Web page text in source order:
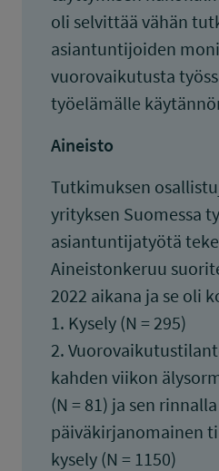
oli selvittää vähän
asiantuntijoiden
vuorovaikutusta
työelämälle
Aineisto
Tutkimuksen
yrityksen Suomessa
asiantuntijatyötä
Aineistonkeruu
2022 aikana ja se oli
1. Kysely (N = 295)
2.
kahden viikon
(N = 81) ja sen
päiväkirjanomainen
kysely (N = 1150)